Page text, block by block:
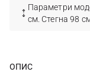
Параметри
см. Стегна 98
ОПИС